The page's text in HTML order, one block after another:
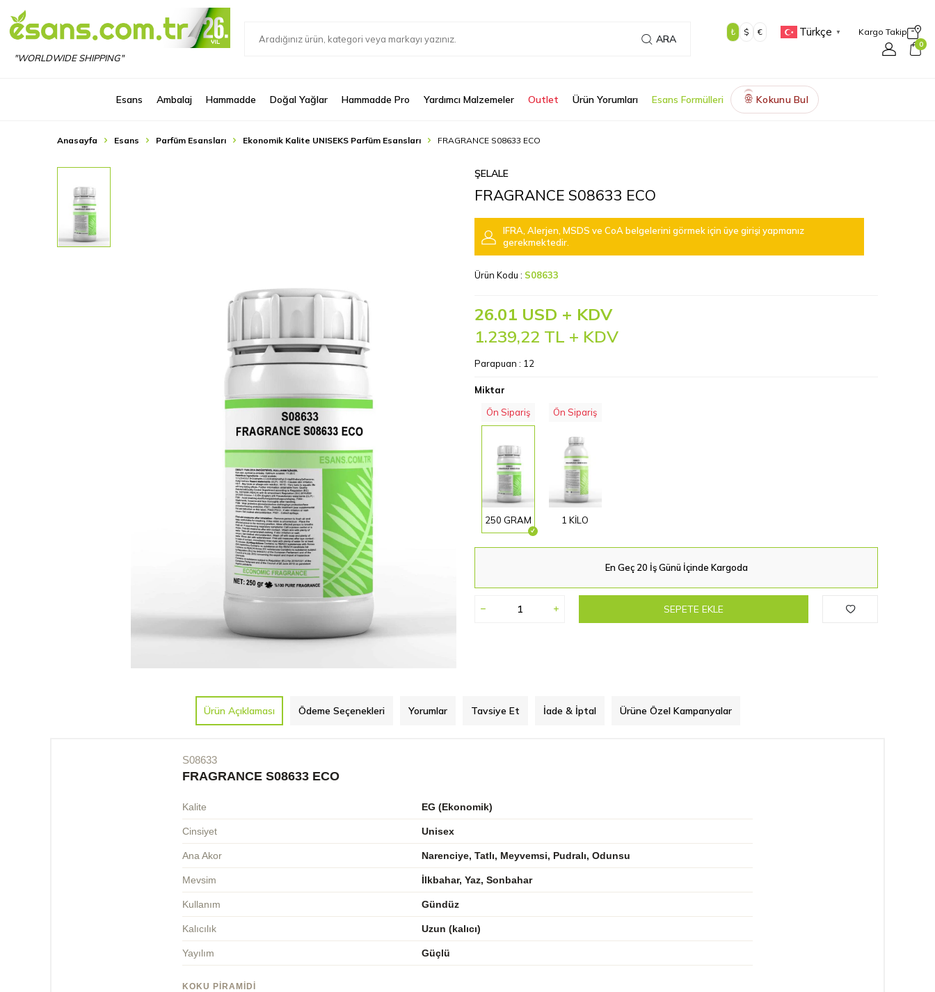
"WORLDWIDE SHIPPING"
ARA
₺ $ € Türkçe ▼ Kargo Takip
0
Esans Ambalaj Hammadde Doğal Yağlar Hammadde Pro Yardımcı Malzemeler Outlet Ürün Yorumları Esans Formülleri 🌸 Kokunu Bul
Anasayfa Esans Parfüm Esansları Ekonomik Kalite UNISEKS Parfüm Esansları FRAGRANCE S08633 ECO
ŞELALE
FRAGRANCE S08633 ECO
IFRA, Alerjen, MSDS ve CoA belgelerini görmek için üye girişi yapmanız
gerekmektedir.
Ürün Kodu : S08633
26.01 USD + KDV
1.239,22 TL + KDV
Parapuan : 12
Miktar
Ön Sipariş
250 GRAM
Ön Sipariş
1 KİLO
En Geç 20 İş Günü İçinde Kargoda
SEPETE EKLE
Ürün Açıklaması Ödeme Seçenekleri Yorumlar Tavsiye Et İade & İptal Ürüne Özel Kampanyalar
S08633
FRAGRANCE S08633 ECO
Kalite EG (Ekonomik)
Cinsiyet Unisex
Ana Akor Narenciye, Tatlı, Meyvemsi, Pudralı, Odunsu
Mevsim İlkbahar, Yaz, Sonbahar
Kullanım Gündüz
Kalıcılık Uzun (kalıcı)
Yayılım Güçlü
KOKU PIRAMIDI